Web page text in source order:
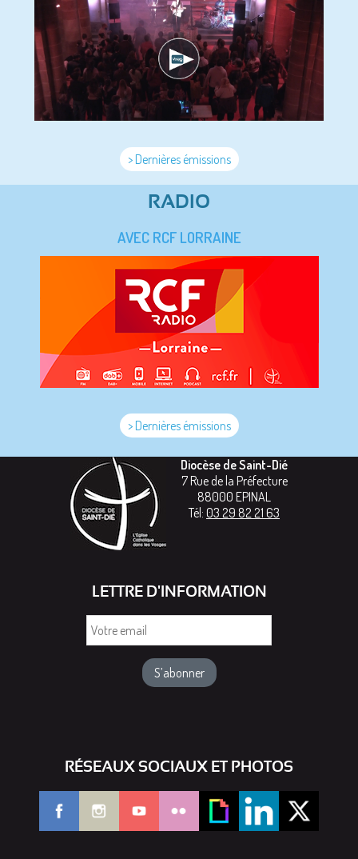
> Dernières émissions
RADIO
AVEC RCF LORRAINE
> Dernières émissions
Diocèse de Saint-Dié
7 Rue de la Préfecture
88000 EPINAL
Tél: 03 29 82 21 63
LETTRE D'INFORMATION
RÉSEAUX SOCIAUX ET PHOTOS